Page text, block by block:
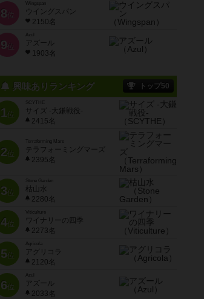
8 位
Wingspan
ウイングスパン
2150名
9 位
Azul
アズール
1903名
興味ありランキング トップ50
1位
SCYTHE
サイズ -大鎌戦役-
2415名
2位
Terraforming Mars
テラフォーミングマーズ
2395名
3位
Stone Garden
枯山水
2280名
4位
Viticulture
ワイナリーの四季
2273名
5位
Agricola
アグリコラ
2120名
6位
Azul
アズール
2033名